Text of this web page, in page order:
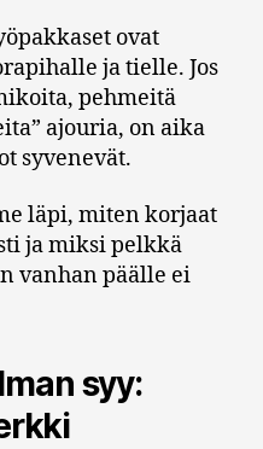
ovat
ja tielle. Jos
pehmeitä
ajouria, on aika
syvenevät.
läpi, miten korjaat
ja miksi pelkkä
vanhan päälle ei
syy: